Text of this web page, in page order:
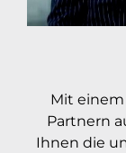
Mit
Partnern
Ihnen die